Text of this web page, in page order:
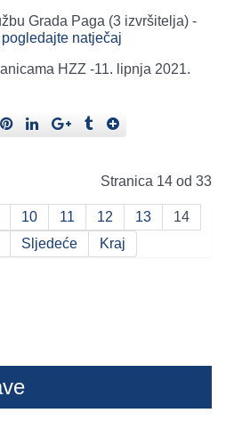
Grada Paga (3 izvršitelja) -
pogledajte natječaj
HZZ -11. lipnja 2021.
Stranica 14 od 33
10 11 12 13
14
Sljedeće Kraj